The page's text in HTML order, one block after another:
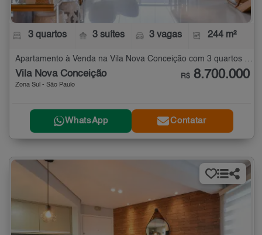
3 quartos 3 suítes 3 vagas 244 m²
Vila Nova Conceição
Zona Sul - São Paulo
R$ 8.700.000
WhatsApp Contatar